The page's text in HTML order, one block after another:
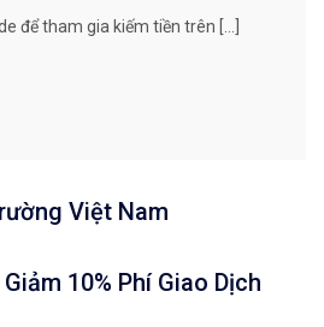
để tham gia kiếm tiền trên […]
Việt Nam
10% Phí Giao Dịch